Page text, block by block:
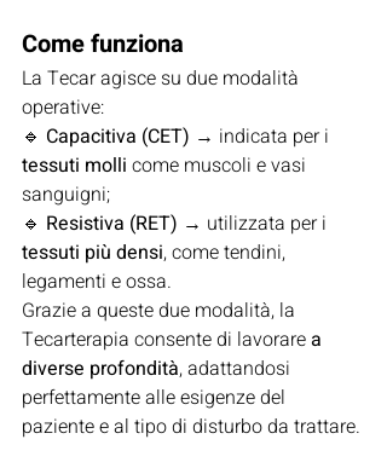
Come funziona
La Tecar agisce su due modalità
operative:
🔹 Capacitiva (CET) → indicata per i
tessuti molli come muscoli e vasi
sanguigni;
🔹 Resistiva (RET) → utilizzata per i
tessuti più densi, come tendini,
legamenti e ossa.
Grazie a queste due modalità, la
Tecarterapia consente di lavorare a
diverse profondità, adattandosi
perfettamente alle esigenze del
paziente e al tipo di disturbo da trattare.